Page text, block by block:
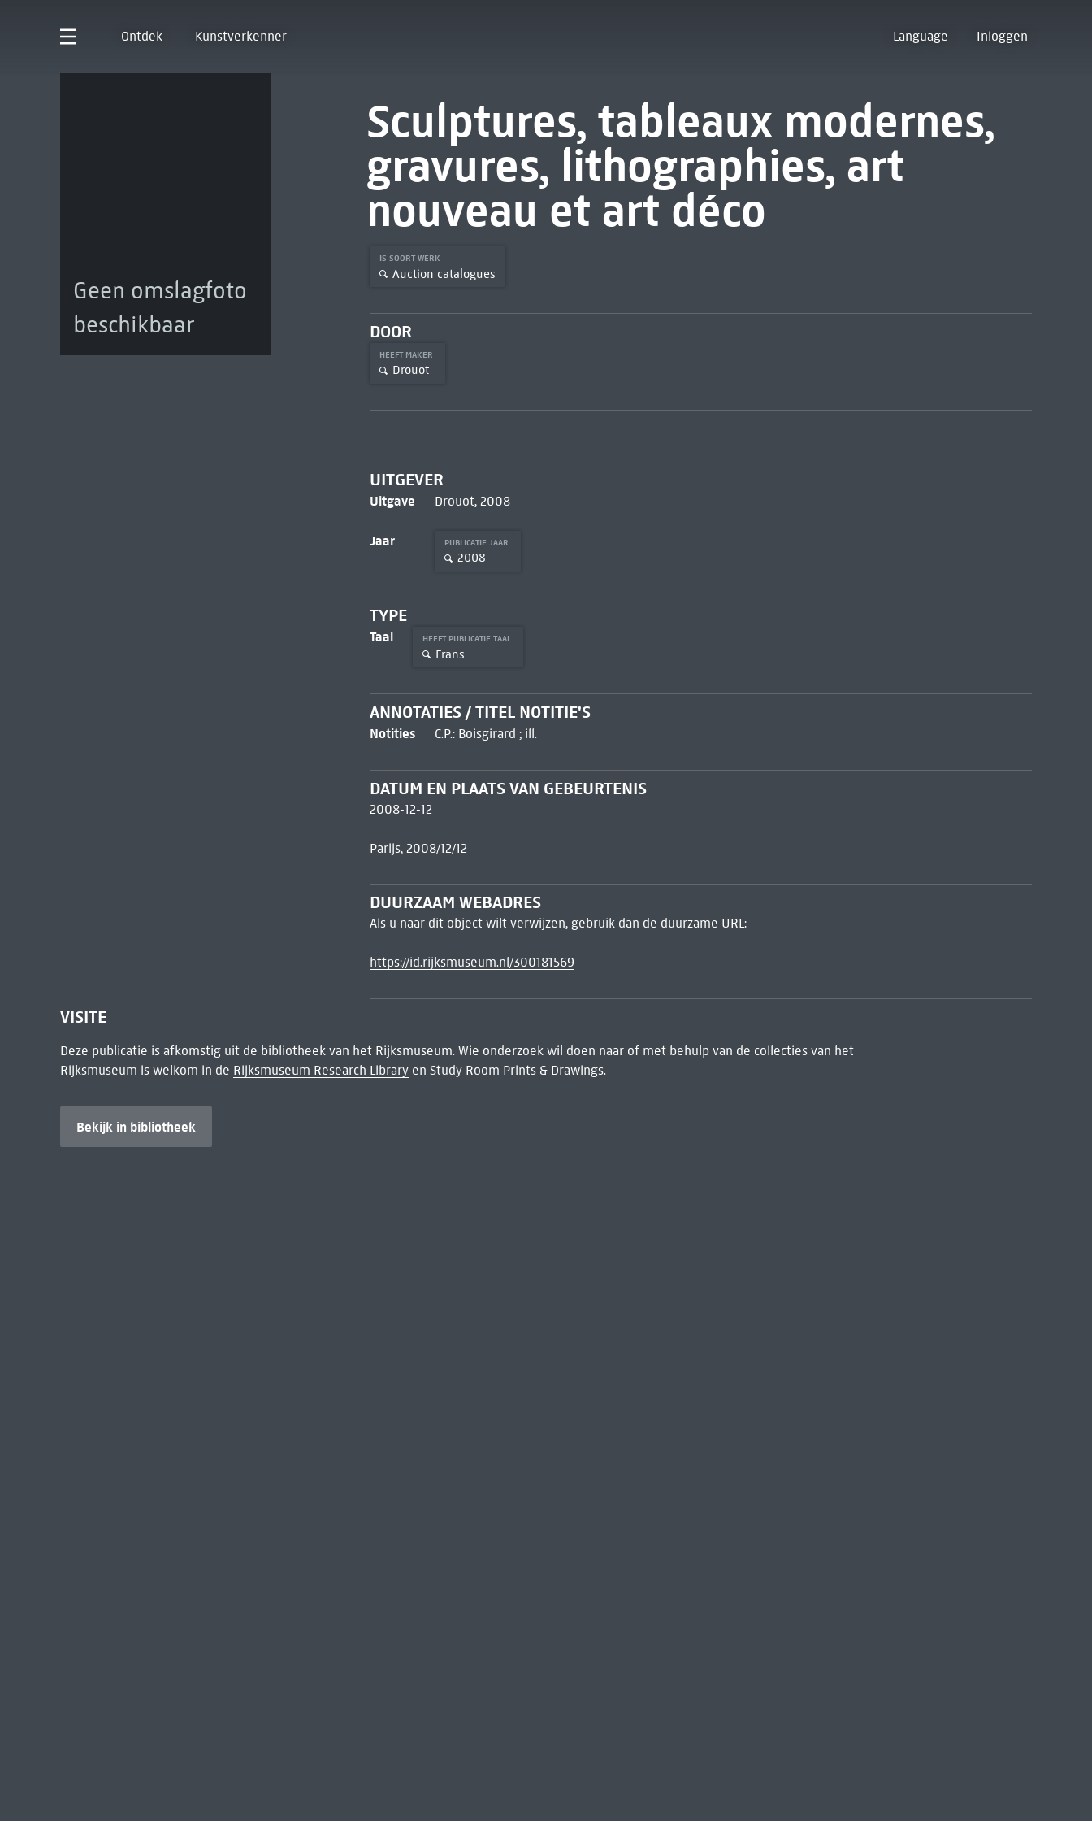
Ontdek Kunstverkenner Language Inloggen
Geen omslagfoto
beschikbaar
Sculptures, tableaux modernes,
gravures, lithographies, art
nouveau et art déco
IS SOORT WERK
Auction catalogues
DOOR
HEEFT MAKER
Drouot
UITGEVER
Uitgave Drouot, 2008
Jaar PUBLICATIE JAAR
2008
TYPE
Taal HEEFT PUBLICATIE TAAL
Frans
ANNOTATIES / TITEL NOTITIE'S
Notities C.P.: Boisgirard ; ill.
DATUM EN PLAATS VAN GEBEURTENIS
2008-12-12
Parijs, 2008/12/12
DUURZAAM WEBADRES
Als u naar dit object wilt verwijzen, gebruik dan de duurzame URL:
https://id.rijksmuseum.nl/300181569
VISITE
Deze publicatie is afkomstig uit de bibliotheek van het Rijksmuseum. Wie onderzoek wil doen naar of met behulp van de collecties van het
Rijksmuseum is welkom in de Rijksmuseum Research Libraryen Study Room Prints & Drawings.
Bekijk in bibliotheek